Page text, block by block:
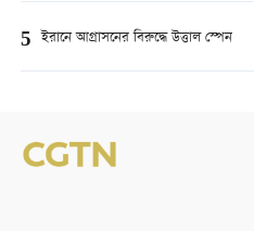
5 ইরানে আগ্রাসনের বিরুদ্ধে উত্তাল স্পেন